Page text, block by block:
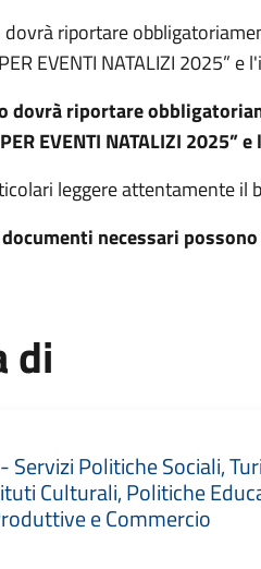
riportare
EVENTI NATALIZI 2025”
dovrà riportare
EVENTI NATALIZI
leggere attentamente il
necessari
di
Servizi Politiche Sociali,
Culturali, Politiche
e Commercio